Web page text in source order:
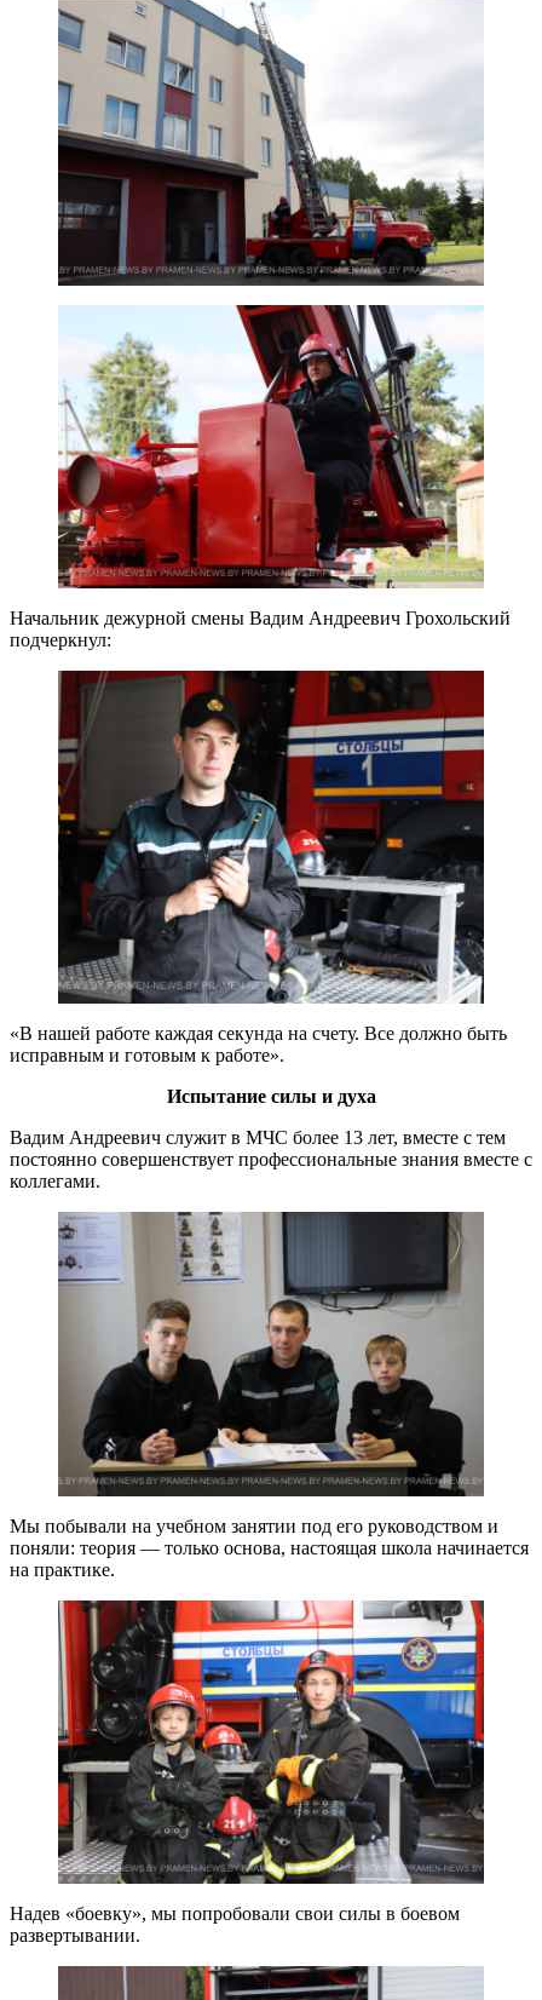
Начальник дежурной смены Вадим Андреевич Грохольский
подчеркнул:
«В нашей работе каждая секунда на счету. Все должно быть
исправным и готовым к работе».
Испытаниесилы и духа
Вадим Андреевич служит в МЧС более 13 лет, вместе с тем
постоянно совершенствует профессиональные знания вместе с
коллегами.
Мы побывали на учебном занятии под его руководством и
поняли: теория — только основа, настоящая школа начинается
на практике.
Надев «боевку», мы попробовали свои силы в боевом
развертывании.